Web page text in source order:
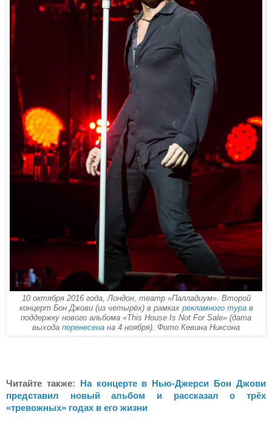
10 октября 2016 года, Лондон, театр «Палладиум». Второй
концерт Бон Джови (из четырёх) в рамках рекламного турав
поддержку нового альбома «This House Is Not For Sale» (дата
выхода перенесена на 4 ноября). Фото Кевина Никсона
Читайте также:
На концерте в Нью-Джерси Бон Джови
представил новый альбом и рассказал о трёх
«тревожных» годах в его жизни